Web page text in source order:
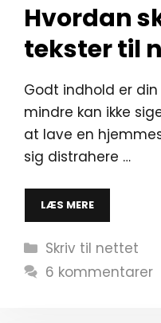
Hvordan
tekster til
Godt indhold er
mindre kan ikke
at lave en
sig distrahere …
LÆS MERE
Kategorier
Skriv til nettet
6 kommentarer